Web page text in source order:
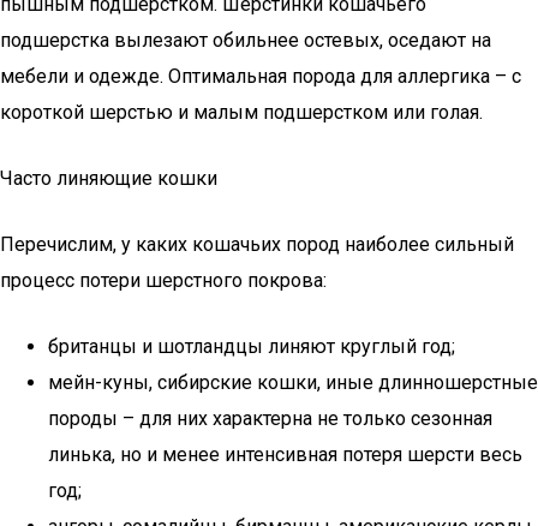
подшерстка вылезают обильнее остевых, оседают на
мебели и одежде. Оптимальная порода для аллергика – с
короткой шерстью и малым подшерстком или голая.
Часто линяющие кошки
Перечислим, у каких кошачьих пород наиболее сильный
процесс потери шерстного покрова:
британцы и шотландцы линяют круглый год;
мейн-куны, сибирские кошки, иные длинношерстные
породы – для них характерна не только сезонная
линька, но и менее интенсивная потеря шерсти весь
год;